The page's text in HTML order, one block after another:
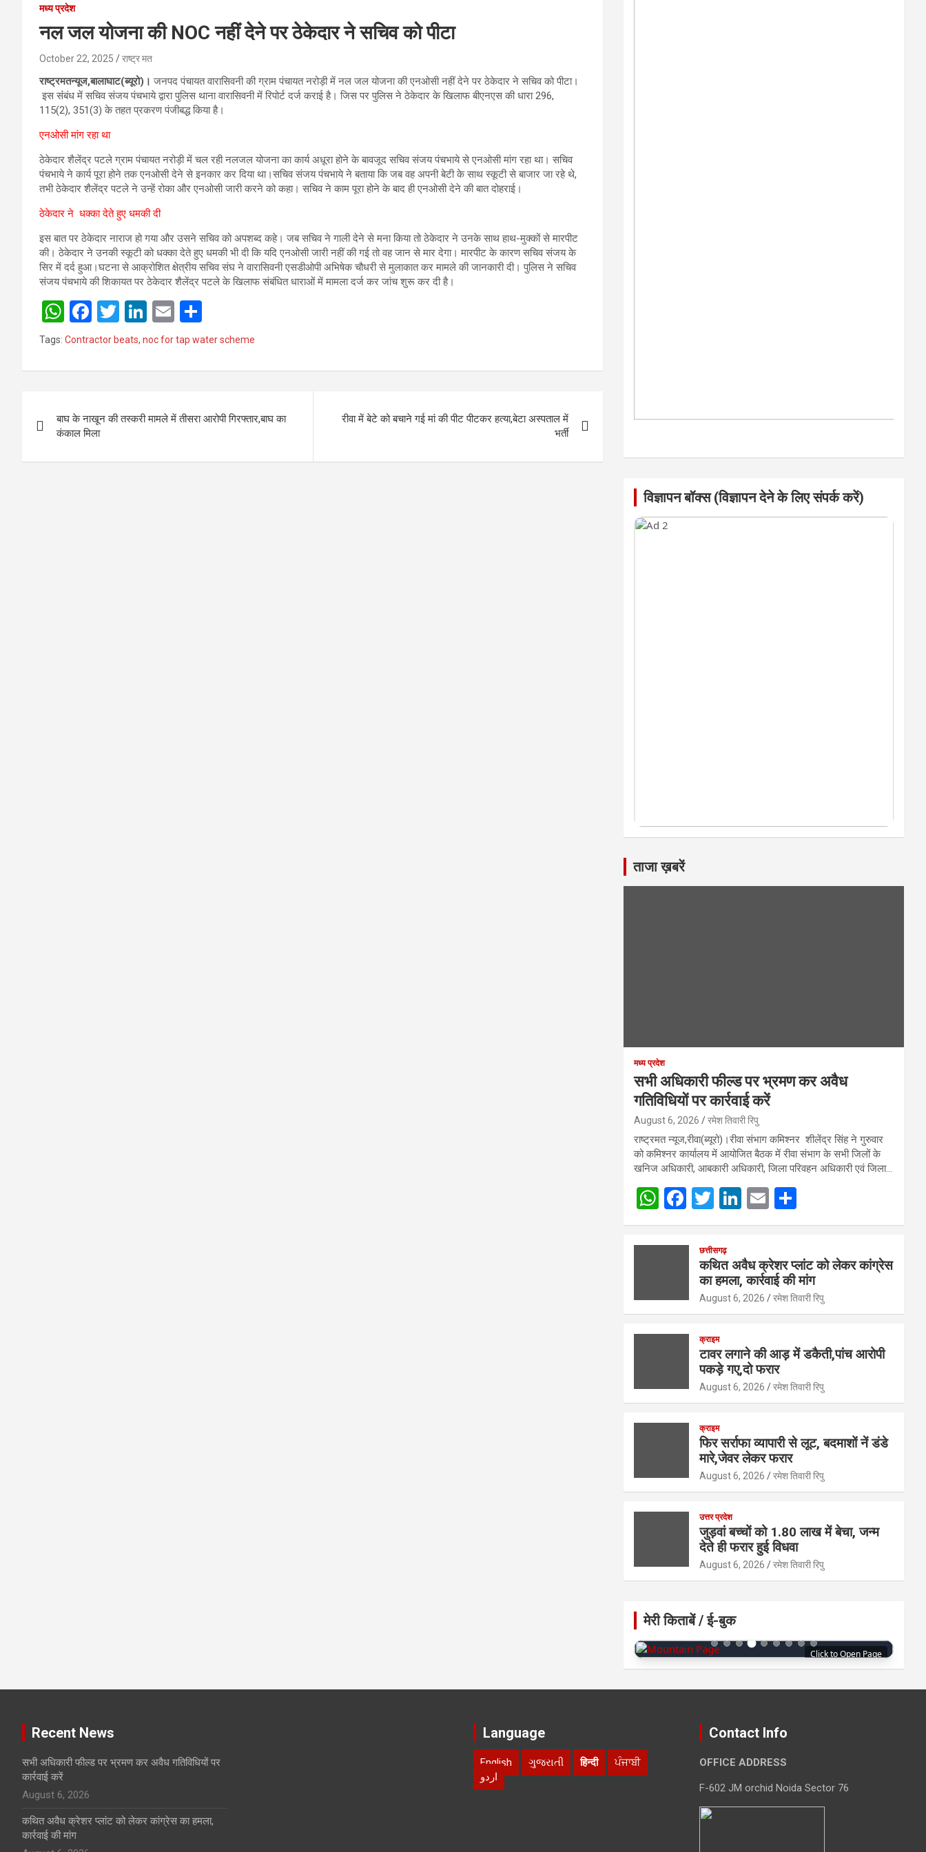
मध्य प्रदेश
नल जल योजना की NOC नहीं देने पर ठेकेदार ने सचिव को पीटा
October 22, 2025 राष्ट्र मत
राष्ट्रमतन्यूज,बालाघाट(ब्यूरो)। जनपद पंचायत वारासिवनी की ग्राम पंचायत नरोड़ी में नल जल योजना की एनओसी नहीं देने पर ठेकेदार ने सचिव को पीटा।
इस संंबंध में सचिव संजय पंचभाये द्वारा पुलिस थाना वारासिवनी में रिपोर्ट दर्ज कराई है। जिस पर पुलिस ने ठेकेदार के खिलाफ बीएनएस की धारा 296,
115(2), 351(3) के तहत प्रकरण पंजीबद्ध किया है।
एनओसी मांग रहा था
ठेकेदार शैलेंद्र पटले ग्राम पंचायत नरोड़ी में चल रही नलजल योजना का कार्य अधूरा होने के बावजूद सचिव संजय पंचभाये से एनओसी मांग रहा था। सचिव
पंचभाये ने कार्य पूरा होने तक एनओसी देने से इनकार कर दिया था।सचिव संजय पंचभाये ने बताया कि जब वह अपनी बेटी के साथ स्कूटी से बाजार जा रहे थे,
तभी ठेकेदार शैलेंद्र पटले ने उन्हें रोका और एनओसी जारी करने को कहा। सचिव ने काम पूरा होने के बाद ही एनओसी देने की बात दोहराई।
ठेकेदार ने धक्का देते हुए धमकी दी
इस बात पर ठेकेदार नाराज हो गया और उसने सचिव को अपशब्द कहे। जब सचिव ने गाली देने से मना किया तो ठेकेदार ने उनके साथ हाथ-मुक्कों से मारपीट
की। ठेकेदार ने उनकी स्कूटी को धक्का देते हुए धमकी भी दी कि यदि एनओसी जारी नहीं की गई तो वह जान से मार देगा। मारपीट के कारण सचिव संजय के
सिर में दर्द हुआ।घटना से आक्रोशित क्षेत्रीय सचिव संघ ने वारासिवनी एसडीओपी अभिषेक चौधरी से मुलाकात कर मामले की जानकारी दी। पुलिस ने सचिव
संजय पंचभाये की शिकायत पर ठेकेदार शैलेंद्र पटले के खिलाफ संबंधित धाराओं में मामला दर्ज कर जांच शुरू कर दी है।
W
h
s
p
p
F
a
b
o
k
T
wi
er
Li
n
dI
E
m h
e
Tags: Contractor beats, noc for tap water scheme
navigation
बाघ के नाखून की तस्करी मामले में तीसरा आरोपी गिरफ्तार,बाघ का
कंकाल मिला
रीवा में बेटे को बचाने गई मां की पीट पीटकर हत्या,बेटा अस्पताल में
भर्ती
विज्ञापन बॉक्स (विज्ञापन देने के लिए संपर्क करें)
ताजा ख़बरें
मध्य प्रदेश
सभी अधिकारी फील्ड पर भ्रमण कर अवैध
गतिविधियों पर कार्रवाई करें
August 6, 2026 रमेश तिवारी रिपु
राष्ट्रमत न्यूज,रीवा(ब्यूरो)।रीवा संभाग कमिश्नर शीलेंद्र सिंह ने गुरुवार
को कमिश्नर कार्यालय में आयोजित बैठक में रीवा संभाग के सभी जिलों के
खनिज अधिकारी, आबकारी अधिकारी, जिला परिवहन अधिकारी एवं जिला…
W
h
at
p
p
F
a
ce
o
k
T
wi
tt
er
Li
n
dI
n
E
m h
e
छत्तीसगढ़
कथित अवैध क्रेशर प्लांट को लेकर कांग्रेस
का हमला, कार्रवाई की मांग
August 6, 2026 रमेश तिवारी रिपु
क्राइम
टावर लगाने की आड़ में डकैती,पांच आरोपी
पकड़े गए,दो फरार
August 6, 2026 रमेश तिवारी रिपु
क्राइम
फिर सर्राफा व्यापारी से लूट, बदमाशों नें डंडे
मारे,जेवर लेकर फरार
August 6, 2026 रमेश तिवारी रिपु
उत्तर प्रदेश
जुड़वां बच्चों को 1.80 लाख में बेचा, जन्म
देते ही फरार हुई विधवा
August 6, 2026 रमेश तिवारी रिपु
मेरी किताबें / ई-बुक
Click to Open Page
Recent News
सभी अधिकारी फील्ड पर भ्रमण कर अवैध गतिविधियों पर
कार्रवाई करें
August 6, 2026
कथित अवैध क्रेशर प्लांट को लेकर कांग्रेस का हमला,
कार्रवाई की मांग
Language
English ગુજરાતી हिन्दी
ਪੰਜਾਬੀ
اردو
Contact Info
OFFICE ADDRESS
F-602 JM orchid Noida Sector 76